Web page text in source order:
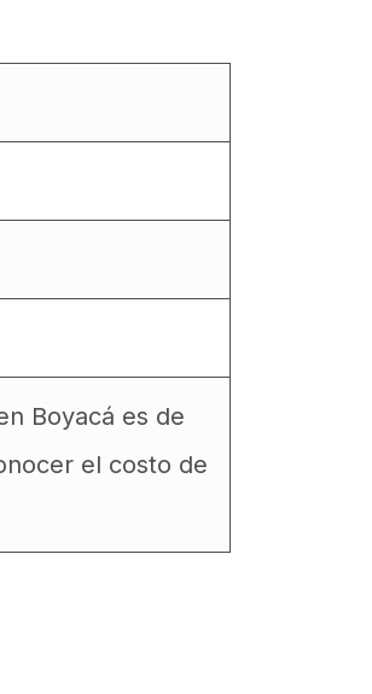
Boyacá es de
el costo de